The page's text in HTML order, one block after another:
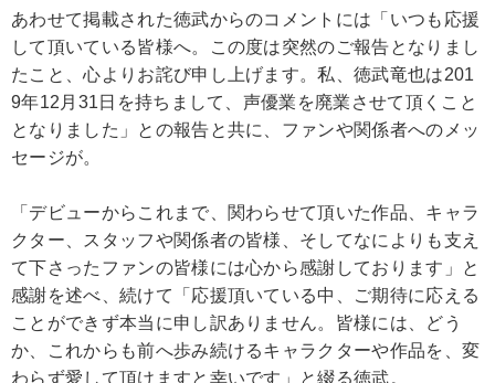
あわせて掲載された徳武からのコメントには「いつも応援
して頂いている皆様へ。この度は突然のご報告となりまし
たこと、心よりお詫び申し上げます。私、徳武竜也は201
9年12月31日を持ちまして、声優業を廃業させて頂くこと
となりました」との報告と共に、ファンや関係者へのメッ
セージが。
「デビューからこれまで、関わらせて頂いた作品、キャラ
クター、スタッフや関係者の皆様、そしてなによりも支え
て下さったファンの皆様には心から感謝しております」と
感謝を述べ、続けて「応援頂いている中、ご期待に応える
ことができず本当に申し訳ありません。皆様には、どう
か、これからも前へ歩み続けるキャラクターや作品を、変
わらず愛して頂けますと幸いです」と綴る徳武。